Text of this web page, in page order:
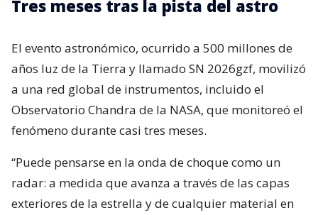
Tres meses tras la pista del astro
El evento astronómico, ocurrido a 500 millones de
años luz de la Tierra y llamado SN 2026gzf, movilizó
a una red global de instrumentos, incluido el
Observatorio Chandra de la NASA, que monitoreó el
fenómeno durante casi tres meses.
“Puede pensarse en la onda de choque como un
radar: a medida que avanza a través de las capas
exteriores de la estrella y de cualquier material en